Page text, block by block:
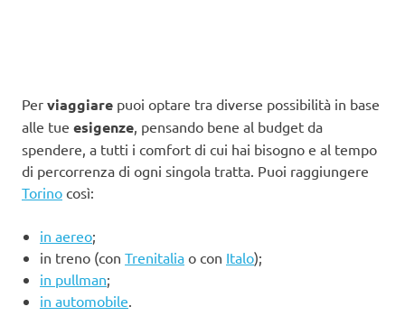
Per viaggiare puoi optare tra diverse possibilità in base
alle tue esigenze , pensando bene al budget da
spendere, a tutti i comfort di cui hai bisogno e al tempo
di percorrenza di ogni singola tratta. Puoi raggiungere
Torino così:
in aereo;
in treno (con Trenitalia o con Italo);
in pullman;
in automobile